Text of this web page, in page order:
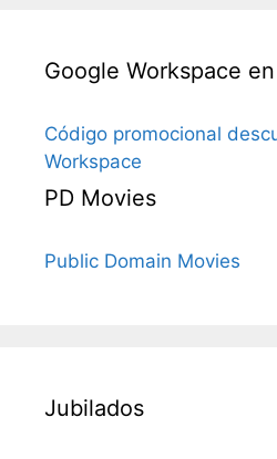
Google Workspace
Código promocional
Workspace
PD Movies
Public Domain Movies
Jubilados